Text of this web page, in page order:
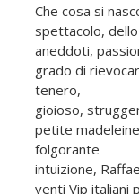
Che cosa si
spettacolo,
aneddoti,
grado di
tenero,
gioioso,
petite
folgorante
intuizione,
venti Vip italiani